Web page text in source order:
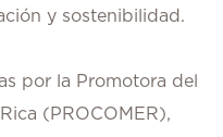
y sostenibilidad.
por la Promotora del
(PROCOMER),